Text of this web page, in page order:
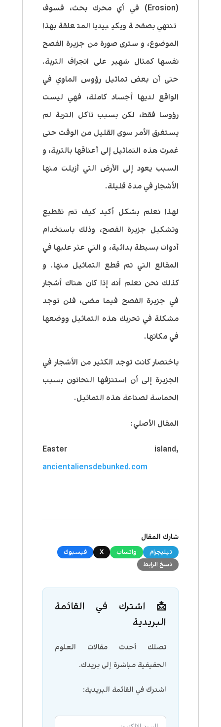
(Erosion) في أي محرك بحث، فسوف
تنتهي بصفحة ويكيبيديا المتعلقة بهذا
الموضوع، و سترى صورة من جزيرة الفصح
نفسها كمثال شهير على انجراف التربة.
حتى أن بعض تماثيل رؤوس الماوي في
الواقع لديها أجساد كاملة، فهي ليست
رؤوسا فقط، لكن بسبب تآكل التربة لم
يستغرق الأمر سوى القليل من الوقت حتى
غمرت هذه التماثيل إلى أعناقها بالتربة، و
السبب يعود إلى الأرض التي أزيلت منها
الأشجار في مدة قليلة.
لهذا نعلم بشكل أكيد كيف تم تقطيع
وتشكيل جزيرة الفصح، وذلك باستخدام
أدوات بسيطة بدائية، و التي عثر عليها في
المقالع التي تم قطع التماثيل منها. و
كذلك نحن نعلم أنه إذا كان هناك أشجار
في جزيرة الفصح فيما مضى، فلن توجد
مشكلة في تحريك هذه التماثيل ووضعها
في مكانها.
باختصار كانت توجد الكثير من الأشجار في
الجزيرة إلى أن استنزفها النحاتون بسبب
الحماسة لصناعة هذه التماثيل.
المقال الأصلي:
Easter island,
ancientaliensdebunked.com
شارك المقال
تيليجرام واتساب X
فيسبوك
نسخ الرابط
📩 اشترك في القائمة
البريدية
تصلك أحدث مقالات العلوم
الحقيقية مباشرة إلى بريدك.
اشترك في القائمة البريدية: